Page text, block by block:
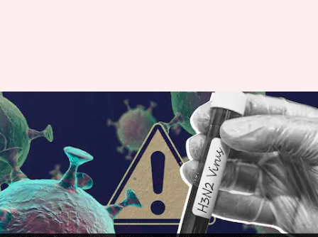
హెచ్3ఎన్2 వైరస్: మహారాష్ట్ర, దిల్లీలో
హై అలర్ట్; దేశంలో 9కి చేరిన
మరణాలు
వ్రాసిన వారు Stalin Mar 18, 2023 10:17 am
ఈ వార్తాకథనం ఏంటి